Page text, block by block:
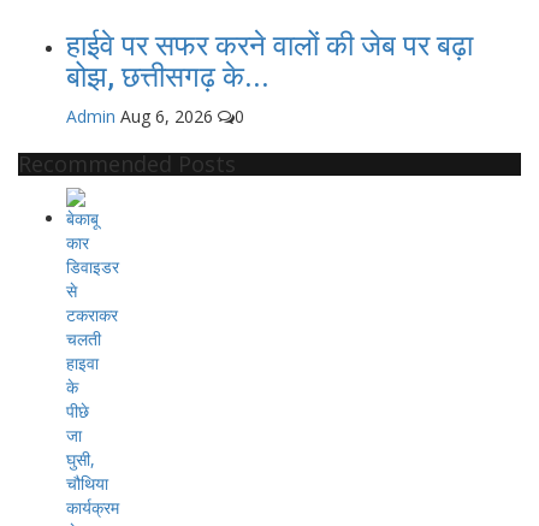
हाईवे पर सफर करने वालों की जेब पर बढ़ा
बोझ, छत्तीसगढ़ के...
Admin Aug 6, 2026 0
Recommended Posts